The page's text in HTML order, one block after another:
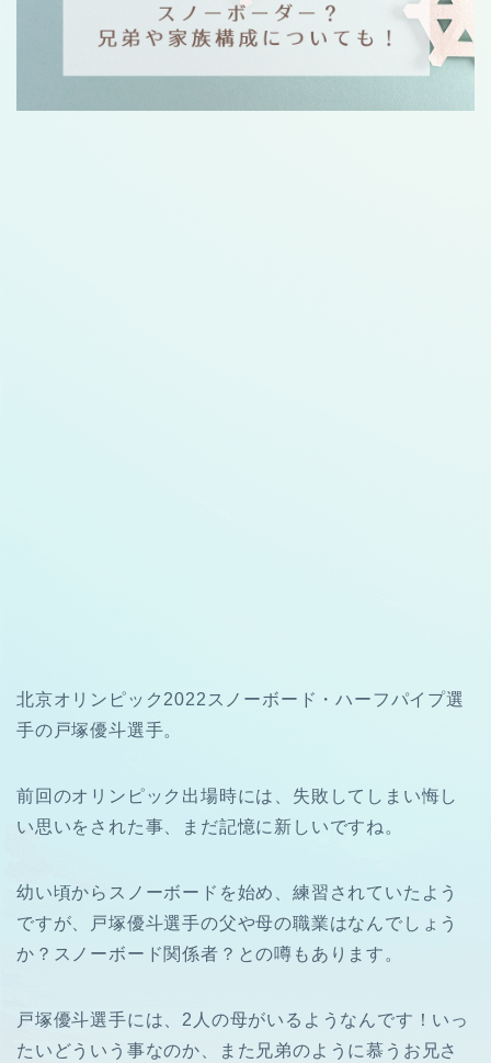
北京オリンピック2022スノーボード・ハーフパイプ選
手の戸塚優斗選手。
前回のオリンピック出場時には、失敗してしまい悔し
い思いをされた事、まだ記憶に新しいですね。
幼い頃からスノーボードを始め、練習されていたよう
ですが、戸塚優斗選手の父や母の職業はなんでしょう
か？スノーボード関係者？との噂もあります。
戸塚優斗選手には、2人の母がいるようなんです！いっ
たいどういう事なのか、また兄弟のように慕うお兄さ